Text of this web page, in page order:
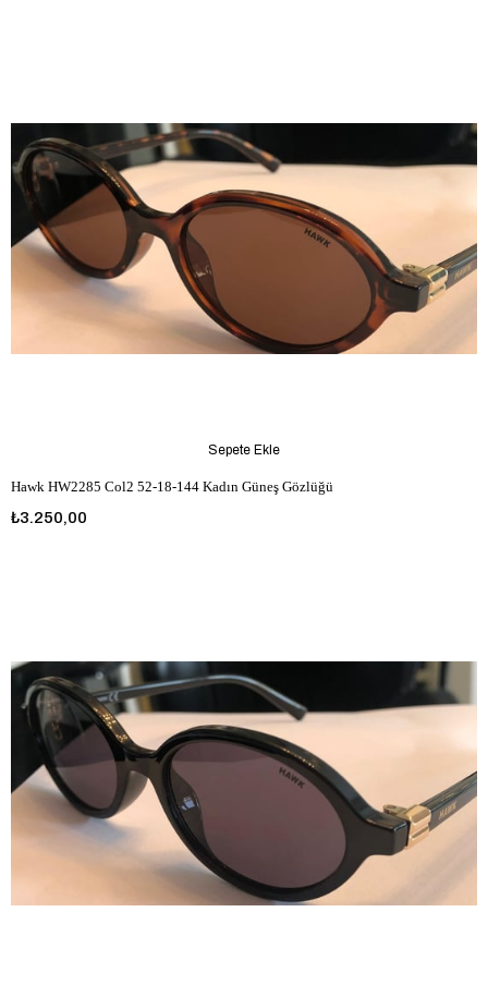
Hawk HW2285 Col2 52-18-144 Kadın Güneş Gözlüğü
₺3.250,00
Sepete Ekle